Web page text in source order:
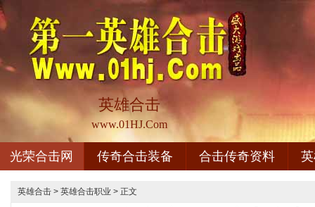
英雄合击
www.01HJ.Com
光荣合击网 传奇合击装备 合击传奇资料
英雄合击 > 英雄合击职业 > 正文